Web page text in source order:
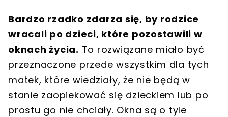
Bardzo rzadko zdarza się, by rodzice
wracali po dzieci, które pozostawili w
oknach życia. To rozwiązane miało być
przeznaczone przede wszystkim dla tych
matek, które wiedziały, że nie będą w
stanie zaopiekować się dzieckiem lub po
prostu go nie chciały. Okna są o tyle